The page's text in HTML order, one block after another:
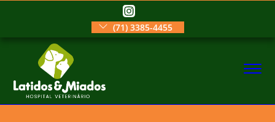
(71) 3385-4455